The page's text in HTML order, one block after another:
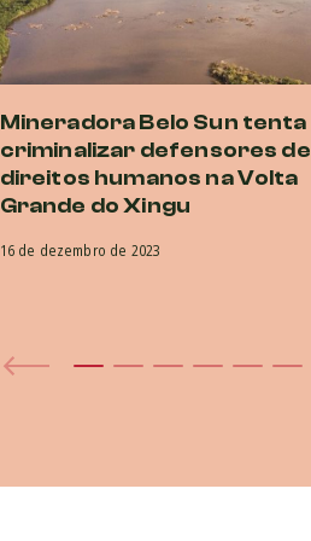
Mineradora Belo Sun tenta
criminalizar defensores de
direitos humanos na Volta
Grande do Xingu
16 de dezembro de 2023